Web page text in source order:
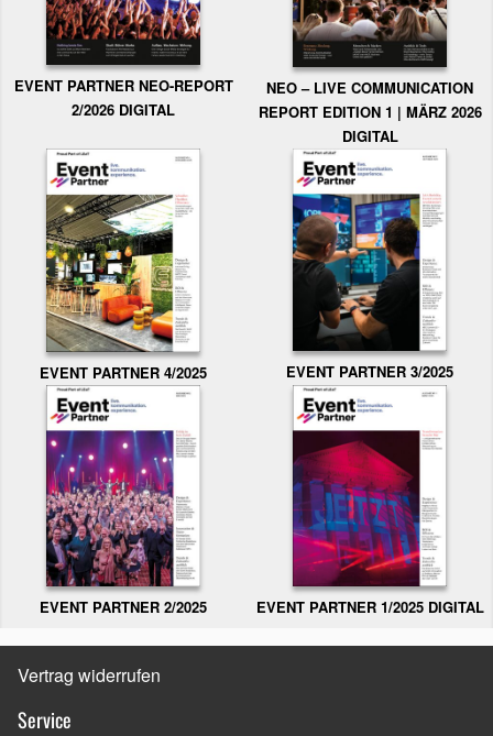
EVENT PARTNER NEO-REPORT
2/2026 DIGITAL
NEO – LIVE COMMUNICATION
REPORT EDITION 1 | MÄRZ 2026
DIGITAL
EVENT PARTNER 4/2025 EVENT PARTNER 3/2025
EVENT PARTNER 2/2025 EVENT PARTNER 1/2025 DIGITAL
Vertrag widerrufen
Service